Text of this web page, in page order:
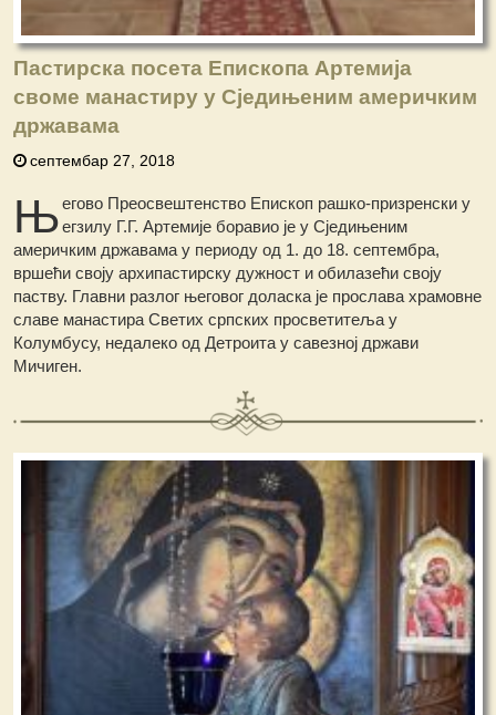
Пастирска посета Епископа Артемија
своме манастиру у Сједињеним америчким
државама
септембар 27, 2018
Његово Преосвештенство Епископ рашко-призренски у
егзилу Г.Г. Артемије боравио је у Сједињеним
америчким државама у периоду од 1. до 18. септембра,
вршећи своју архипастирску дужност и обилазећи своју
паству. Главни разлог његовог доласка је прослава храмовне
славе манастира Светих српских просветитеља у
Колумбусу, недалеко од Детроита у савезној држави
Мичиген.